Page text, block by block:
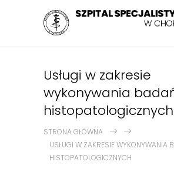
Usługi w zakresie
wykonywania
histopatologicznych
STRONA GŁÓWNA
USŁUGI W ZAKRESIE WYKONYWANIA
HISTOPATOLOGICZNYCH